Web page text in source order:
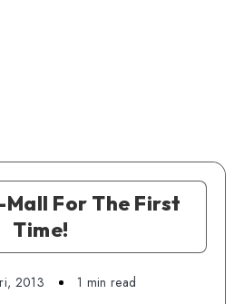
Mall For The First
Time!
2013
1 min read